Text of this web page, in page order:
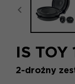
focal-naim-
IS TOY
2-drożny